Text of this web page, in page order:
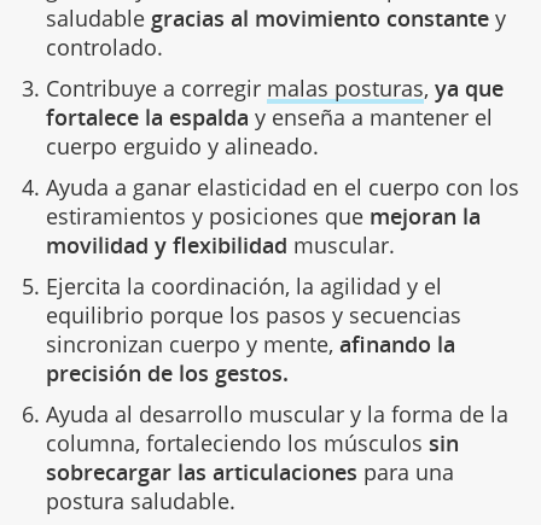
saludable gracias al movimiento constantey
controlado.
Contribuye a corregir malas posturas, ya que
fortalece la espalda y enseña a mantener el
cuerpo erguido y alineado.
Ayuda a ganar elasticidad en el cuerpo con los
estiramientos y posiciones que mejoran la
movilidad y flexibilidad muscular.
Ejercita la coordinación, la agilidad y el
equilibrio porque los pasos y secuencias
sincronizan cuerpo y mente, afinando la
precisión de los gestos.
Ayuda al desarrollo muscular y la forma de la
columna, fortaleciendo los músculos sin
sobrecargar las articulaciones para una
postura saludable.